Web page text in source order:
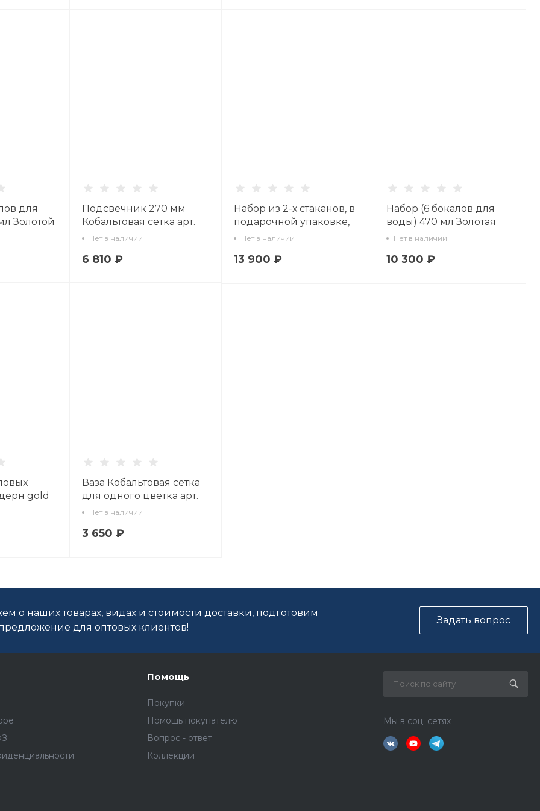
для
Золотой
Подсвечник 270 мм
Кобальтовая сетка арт.
14.00065.07
Нет в наличии
6 810 ₽
Набор из 2-х стаканов, в
подарочной упаковке,
форма Призма 230 мл,
Нет в наличии
13 900 ₽
Набор (6 бокалов для
воды) 470 мл Золотая
сетка арт. 14.00387.07
Нет в наличии
10 300 ₽
gold
Ваза Кобальтовая сетка
для одного цветка арт.
14.01056.07
Нет в наличии
3 650 ₽
о наших товарах, видах и стоимости доставки, подготовим
для оптовых клиентов!
Задать вопрос
Помощь
Покупки
Помощь покупателю
Вопрос - ответ
Коллекции
Мы в соц. сетях